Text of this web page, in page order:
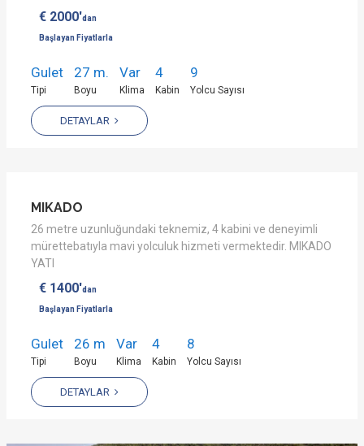
€ 2000'dan
Başlayan Fiyatlarla
Gulet
Tipi
27 m.
Boyu
Var
Klima
4
Kabin
9
Yolcu Sayısı
DETAYLAR
MIKADO
26 metre uzunluğundaki teknemiz, 4 kabini ve deneyimli
mürettebatıyla mavi yolculuk hizmeti vermektedir. MIKADO
YATI
€ 1400'dan
Başlayan Fiyatlarla
Gulet
Tipi
26 m
Boyu
Var
Klima
4
Kabin
8
Yolcu Sayısı
DETAYLAR